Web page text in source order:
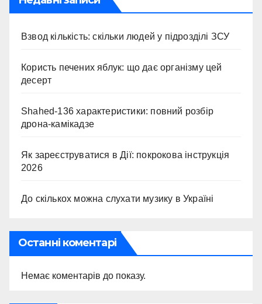
Взвод кількість: скільки людей у підрозділі ЗСУ
Користь печених яблук: що дає організму цей
десерт
Shahed-136 характеристики: повний розбір
дрона-камікадзе
Як зареєструватися в Дії: покрокова інструкція
2026
До скількох можна слухати музику в Україні
Останні коментарі
Немає коментарів до показу.